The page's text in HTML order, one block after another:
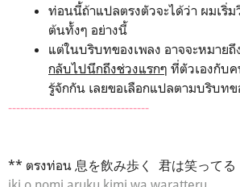
ท่อนนี้ถ้าแปลตรงตัวจะได้ว่า ผมเริ่ม
ต้นทั้งๆ อย่างนี้
แต่ในบริบทของเพลง อาจจะหมายถึ
กลับไปนึกถึงช่วงแรกๆ ที่ตัวเองกับ
รู้จักกัน เลยขอเลือกแปลตามบริบทข
-----------------------------------
** ตรงท่อน 息を飲み歩く 君は笑ってる